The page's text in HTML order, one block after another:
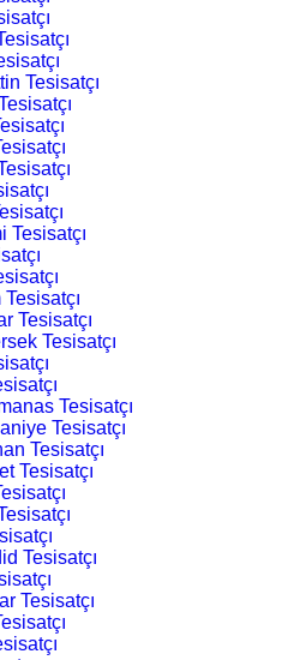
Tesisatçı
Tesisatçı
Tesisatçı
Tesisatçı
Tesisatçı
Tesisatçı
Tesisatçı
Tesisatçı
Tesisatçı
Tesisatçı